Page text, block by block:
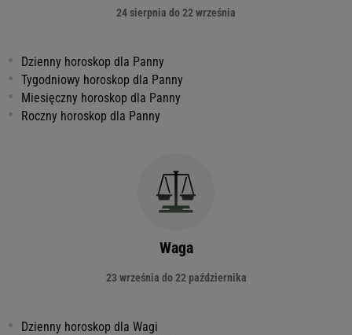
24 sierpnia do 22 września
Dzienny horoskop dla Panny
Tygodniowy horoskop dla Panny
Miesięczny horoskop dla Panny
Roczny horoskop dla Panny
Waga
23 września do 22 października
Dzienny horoskop dla Wagi